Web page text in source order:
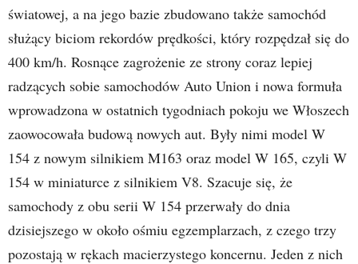
światowej, a na jego bazie zbudowano także samochód
służący biciom rekordów prędkości, który rozpędzał się do
400 km/h. Rosnące zagrożenie ze strony coraz lepiej
radzących sobie samochodów Auto Union i nowa formuła
wprowadzona w ostatnich tygodniach pokoju we Włoszech
zaowocowała budową nowych aut. Były nimi model W
154 z nowym silnikiem M163 oraz model W 165, czyli W
154 w miniaturce z silnikiem V8. Szacuje się, że
samochody z obu serii W 154 przerwały do dnia
dzisiejszego w około ośmiu egzemplarzach, z czego trzy
pozostają w rękach macierzystego koncernu. Jeden z nich